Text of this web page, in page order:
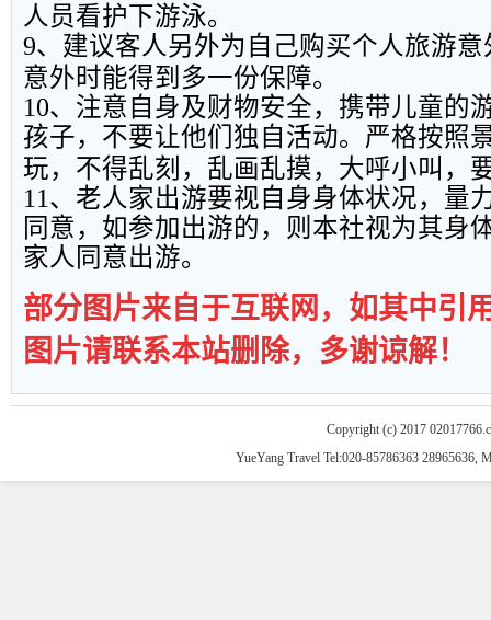
人员看护下游泳。
9、建议客人另外为自己购买个人旅游
意外时能得到多一份保障。
10、注意自身及财物安全，携带儿童的
孩子，不要让他们独自活动。严格按照
玩，不得乱刻，乱画乱摸，大呼小叫，
11、老人家出游要视自身身体状况，量
同意，如参加出游的，则本社视为其身
家人同意出游。
部分图片来自于互联网，如其中引
图片请联系本站删除，多谢谅解！
Copyright (c) 2017
YueYang Travel Tel:020-85786363 28965636,